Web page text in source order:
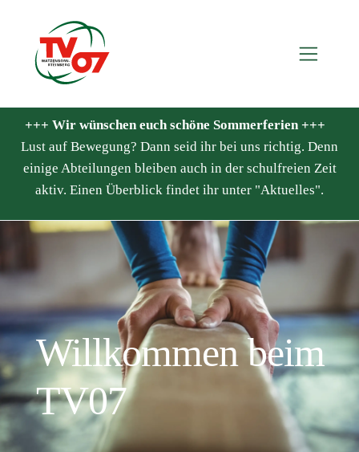
+++ Wir wünschen euch schöne Sommerferien +++
Lust auf Bewegung? Dann seid ihr bei uns richtig. Denn
einige Abteilungen bleiben auch in der schulfreien Zeit
aktiv. Einen Überblick findet ihr unter "Aktuelles".
Willkommen beim
TV07